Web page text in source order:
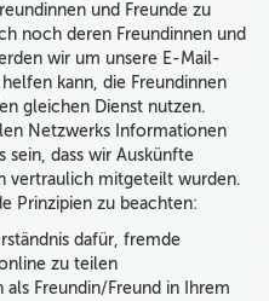
und Freunde zu
noch deren Freundinnen und
wir um unsere E-Mail-
kann, die Freundinnen
gleichen Dienst nutzen.
Netzwerks Informationen
sein, dass wir Auskünfte
vertraulich mitgeteilt wurden.
Prinzipien zu beachten:
dafür, fremde
zu teilen
als Freundin/Freund in Ihrem